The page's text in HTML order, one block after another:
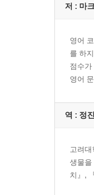
저 : 마
영어
를 하
점수
영어
역 : 정진
고려
생물을
치』,